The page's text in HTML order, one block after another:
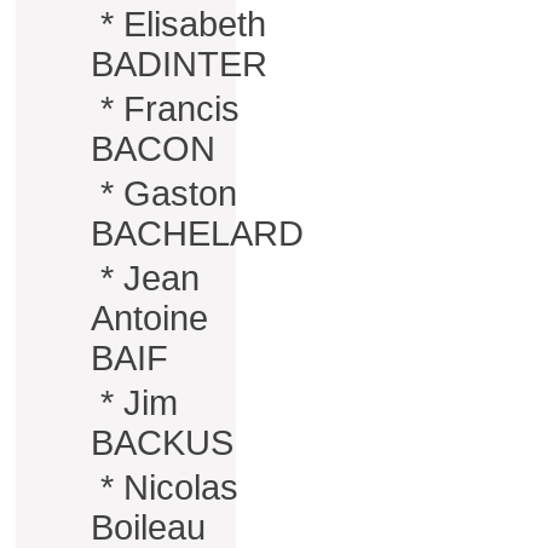
* Elisabeth
BADINTER
* Francis
BACON
* Gaston
BACHELARD
* Jean
Antoine
BAIF
* Jim
BACKUS
* Nicolas
Boileau